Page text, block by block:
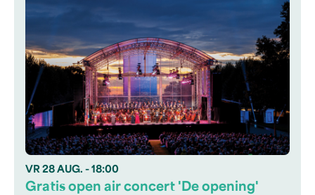
VR 28 AUG. - 18:00
Gratis open air concert 'De opening'